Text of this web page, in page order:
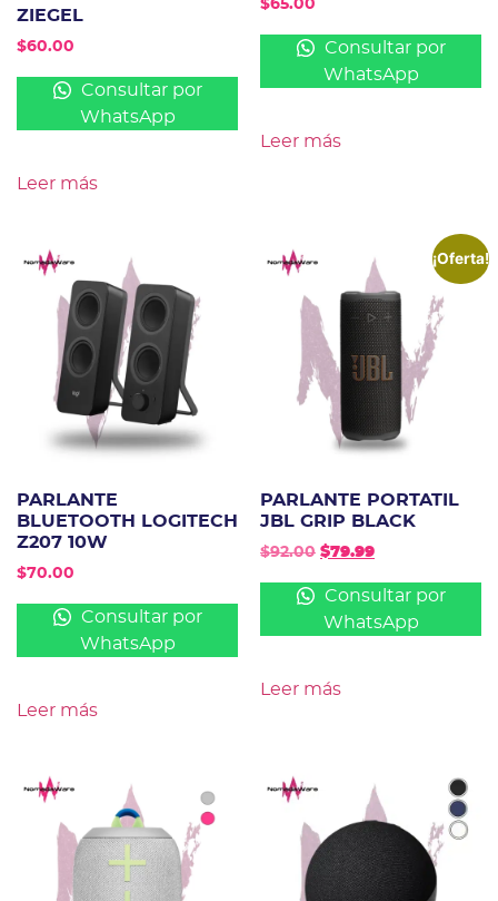
ZIEGEL
$60.00
Consultar por
WhatsApp
Leer más
$65.00
Consultar por
WhatsApp
Leer más
PARLANTE
BLUETOOTH LOGITECH
Z207 10W
$70.00
Consultar por
WhatsApp
Leer más
¡Oferta!
PARLANTE PORTATIL
JBL GRIP BLACK
$92.00 $79.99
Consultar por
WhatsApp
Leer más